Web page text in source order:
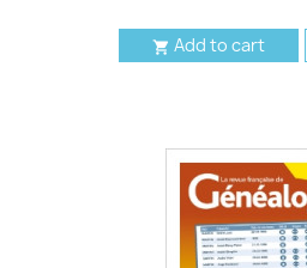
 Add to cart